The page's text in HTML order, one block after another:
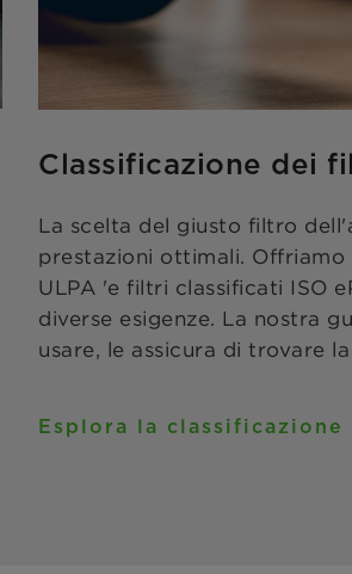
Classificazione dei
La scelta del giusto filtro
prestazioni ottimali. Offriamo
ULPA 'e filtri classificati ISO
diverse esigenze. La nostra
usare, le assicura di trovare
Esplora la